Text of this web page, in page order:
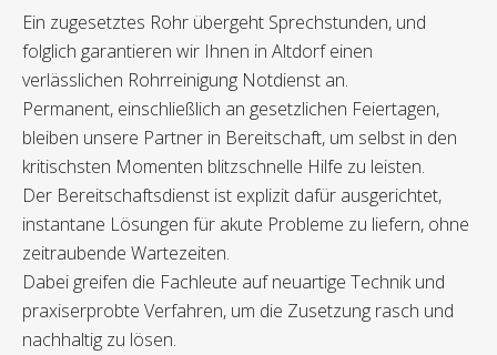
Ein zugesetztes Rohr übergeht Sprechstunden, und
folglich garantieren wir Ihnen in Altdorf einen
verlässlichen Rohrreinigung Notdienst an.
Permanent, einschließlich an gesetzlichen Feiertagen,
bleiben unsere Partner in Bereitschaft, um selbst in den
kritischsten Momenten blitzschnelle Hilfe zu leisten.
Der Bereitschaftsdienst ist explizit dafür ausgerichtet,
instantane Lösungen für akute Probleme zu liefern, ohne
zeitraubende Wartezeiten.
Dabei greifen die Fachleute auf neuartige Technik und
praxiserprobte Verfahren, um die Zusetzung rasch und
nachhaltig zu lösen.